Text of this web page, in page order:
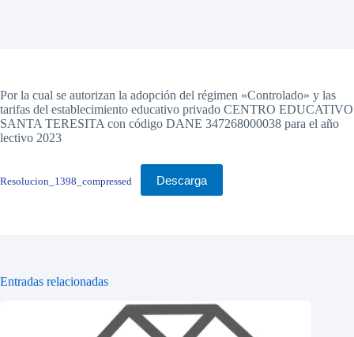
Por la cual se autorizan la adopción del régimen «Controlado» y las
tarifas del establecimiento educativo privado CENTRO EDUCATIVO
SANTA TERESITA con código DANE 347268000038 para el año
lectivo 2023
Resolucion_1398_compressed Descarga
Entradas relacionadas